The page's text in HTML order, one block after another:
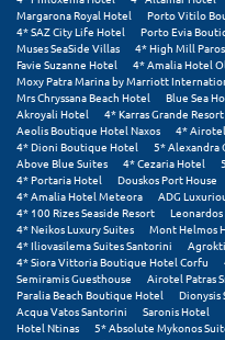
Σχοινούσα
Τ
Τζουμέρκα
Τήνος
Τολό
Τριζόνια Φωκίδος
Τρίκαλα
Τρίκαλα Κορινθίας
Margarona Royal Hotel
Porto Vitilo
4* SAZ City Life Hotel
Porto Evia
Muses SeaSide Villas
4* High Mill Paros
Favie Suzanne Hotel
4* Amalia Hotel
Moxy Patra Marina by Marriott
Mrs Chryssana Beach Hotel
Blue Sea
Akroyali Hotel
4* Karras Grande
Aeolis Boutique Hotel Naxos
4* Airotel
4* Dioni Boutique Hotel
5* Alexandra
Above Blue Suites
4* Cezaria Hotel
4* Portaria Hotel
Douskos Port House
4* Amalia Hotel Meteora
ADG
4* 100 Rizes Seaside Resort
4* Neikos Luxury Suites
Mont Helmos
4* Iliovasilema Suites Santorini
4* Siora Vittoria Boutique Hotel Corfu
Semiramis Guesthouse
Airotel Patras
Paralia Beach Boutique Hotel
Dionysis
Acqua Vatos Santorini
Saronis Hotel
Hotel Ntinas
5* Absolute Mykonos